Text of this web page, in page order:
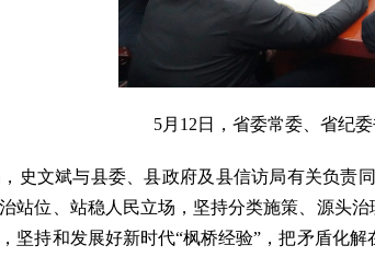
5月12日，省委常委、省纪
文斌与县委、县政府及县信访局有关负责
站位、站稳人民立场，坚持分类施策、源头
坚持和发展好新时代“枫桥经验”，把矛盾化